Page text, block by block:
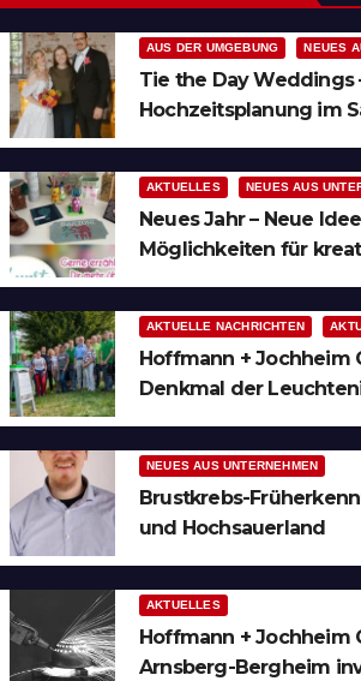
AUS DER UMGEBUNG NEUES
Tie the Day Weddings
Hochzeitsplanung im
AKTUELLES NEUES AUS
Neues Jahr – Neue
Möglichkeiten für
AKTUELLE NACHRICHTEN
Hoffmann + Jochheim
Denkmal der
NEUES AUS UNTERNEHMEN
Brustkrebs-
und Hochsauerland
AKTUELLES
Hoffmann + Jochheim
Arnsberg-Bergheim